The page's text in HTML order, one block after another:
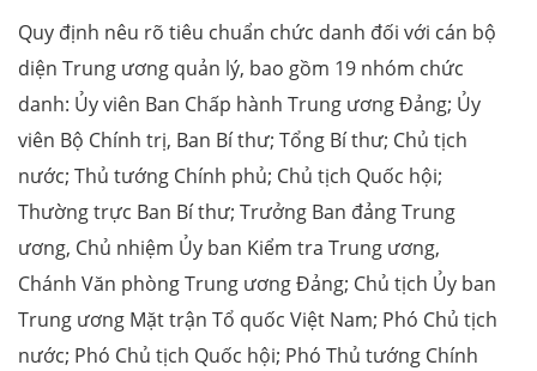
Quy định nêu rõ tiêu chuẩn chức danh đối với cán bộ
diện Trung ương quản lý, bao gồm 19 nhóm chức
danh: Ủy viên Ban Chấp hành Trung ương Đảng; Ủy
viên Bộ Chính trị, Ban Bí thư; Tổng Bí thư; Chủ tịch
nước; Thủ tướng Chính phủ; Chủ tịch Quốc hội;
Thường trực Ban Bí thư; Trưởng Ban đảng Trung
ương, Chủ nhiệm Ủy ban Kiểm tra Trung ương,
Chánh Văn phòng Trung ương Đảng; Chủ tịch Ủy ban
Trung ương Mặt trận Tổ quốc Việt Nam; Phó Chủ tịch
nước; Phó Chủ tịch Quốc hội; Phó Thủ tướng Chính